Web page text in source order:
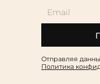
Отправляя
Политика